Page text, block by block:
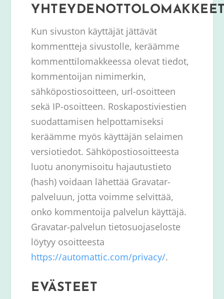
Kun sivuston käyttäjät jättävät
kommentteja sivustolle, keräämme
kommenttilomakkeessa olevat tiedot,
kommentoijan nimimerkin,
sähköpostiosoitteen, url-osoitteen
sekä IP-osoitteen. Roskapostiviestien
suodattamisen helpottamiseksi
keräämme myös käyttäjän selaimen
versiotiedot. Sähköpostiosoitteesta
luotu anonymisoitu hajautustieto
(hash) voidaan lähettää Gravatar-
palveluun, jotta voimme selvittää,
onko kommentoija palvelun käyttäjä.
Gravatar-palvelun tietosuojaseloste
löytyy osoitteesta
https://automattic.com/privacy/.
EVÄSTEET